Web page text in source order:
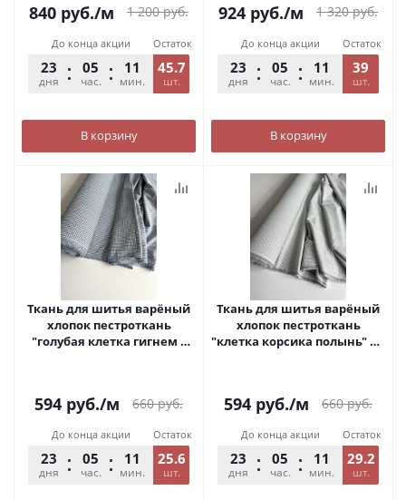
840 руб./м 1 200руб.
До конца акции
23
дня
05
час.
11
мин.
54
сек.
Остаток
45.7
шт.
В корзину
924 руб./м 1 320руб.
До конца акции
23
дня
05
час.
11
мин.
54
сек.
Остаток
39
шт.
В корзину
Ткань для шитья варёный
хлопок пестроткань
"голубая клетка гигнем 3
594 руб./м 660руб.
До конца акции
23
дня
05
час.
11
мин.
54
сек.
Остаток
25.6
шт.
Ткань для шитья варёный
хлопок пестроткань
"клетка корсика полынь" ш.
594 руб./м 660руб.
До конца акции
23
дня
05
час.
11
мин.
54
сек.
Остаток
29.2
шт.